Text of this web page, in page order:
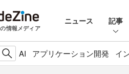
情報メディア
ニュース 記事
AI アプリケーション開発 イ